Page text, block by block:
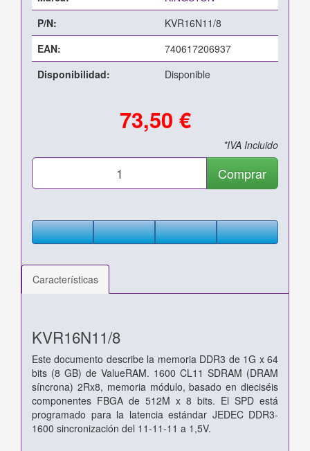
P/N:
KVR16N11/8
EAN:
740617206937
Disponibilidad:
Disponible
73,50 €
*IVA Incluido
Comprar
Características
KVR16N11/8
Este documento describe la memoria DDR3 de 1G x 64
bits (8 GB) de ValueRAM. 1600 CL11 SDRAM (DRAM
síncrona) 2Rx8, memoria módulo, basado en dieciséis
componentes FBGA de 512M x 8 bits. El SPD está
programado para la latencia estándar JEDEC DDR3-
1600 sincronización del 11-11-11 a 1,5V.